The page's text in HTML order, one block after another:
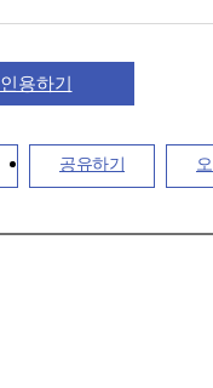
인용하기
공유하기